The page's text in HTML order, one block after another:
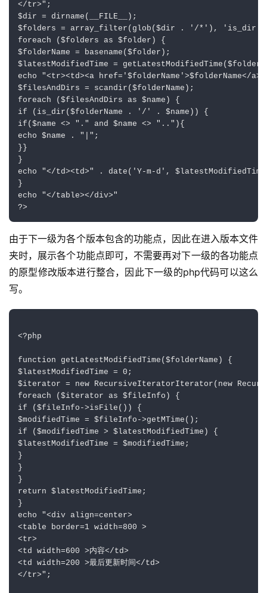
</tr>";
$dir = dirname(__FILE__);
$folders = array_filter(glob($dir . '/*'),
foreach ($folders as $folder) {
$folderName = basename($folder);
$latestModifiedTime =
echo "<tr><td><a href='$folderName'>$folderName</
$filesAndDirs = scandir($folderName);
foreach ($filesAndDirs as $name) {
if (is_dir($folderName . '/' . $name)) {
if($name <> "." and $name <> ".."){
echo $name . "|";
}}
}
echo "</td><td>" . date('Y-m-d',
}
echo "</table></div>"
由于下一级为各个版本包含的功能点，因此在进入版本文件
夹时，展示各个功能点即可，不需要再对下一级的各功能点
的原型修改版本进行整合，因此下一级的php代码可以这么
写。
<?php
function getLatestModifiedTime($folderName) {
$latestModifiedTime = 0;
$iterator = new RecursiveIteratorIterator(new
foreach ($iterator as $fileInfo) {
if ($fileInfo->isFile()) {
$modifiedTime = $fileInfo->getMTime();
if ($modifiedTime > $latestModifiedTime) {
$latestModifiedTime = $modifiedTime;
}
}
}
return $latestModifiedTime;
}
echo "<div align=center>
<table border=1 width=800 >
<tr>
<td width=600 >内容</td>
<td width=200 >最后更新时间</td>
</tr>";